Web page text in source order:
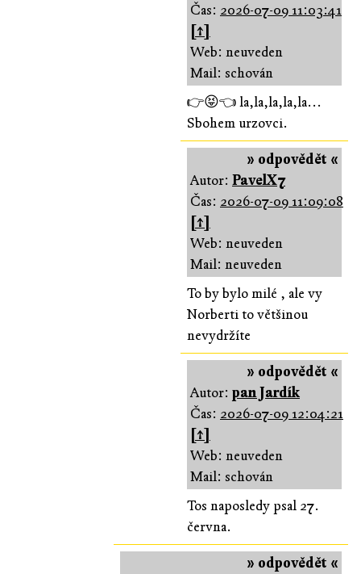
Čas: 2026-07-09 11:03:41
[↑]
Web: neuveden
Mail: schován
👉😝👈 la,la,la,la,la...
Sbohem urzovci.
» odpovědět «
Autor: PavelX7
Čas: 2026-07-09 11:09:08
[↑]
Web: neuveden
Mail: neuveden
To by bylo milé , ale vy
Norberti to většinou
nevydržíte
» odpovědět «
Autor: pan Jardík
Čas: 2026-07-09 12:04:21
[↑]
Web: neuveden
Mail: schován
Tos naposledy psal 27.
června.
» odpovědět «